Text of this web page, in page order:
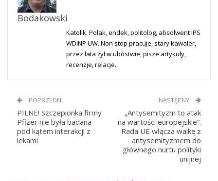
Bodakowski
Katolik. Polak, endek, politolog, absolwent IPS
WDiNP UW. Non stop pracuje, stary kawaler,
przez lata żył w ubóstwie, pisze artykuły,
recenzje, relacje.
POPRZEDNI
PILNE! Szczepionka firmy
Pfizer nie była badana
pod kątem interakcji z
lekami
NASTĘPNY
„Antysemityzm to atak
na wartości europejskie”.
Rada UE włącza walkę z
antysemityzmem do
głównego nurtu polityki
unijnej